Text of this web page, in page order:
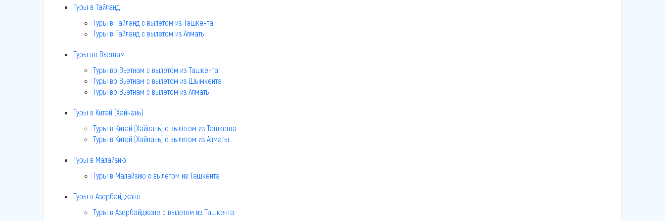
Туры в Тайланд
Туры в Тайланд c вылетом из Ташкента
Туры в Тайланд c вылетом из Алматы
Туры во Вьетнам
Туры во Вьетнам c вылетом из Ташкента
Туры во Вьетнам c вылетом из Шымкента
Туры во Вьетнам c вылетом из Алматы
Туры в Китай (Хайнань)
Туры в Китай (Хайнань) c вылетом из Ташкента
Туры в Китай (Хайнань) c вылетом из Алматы
Туры в Малайзию
Туры в Малайзию c вылетом из Ташкента
Туры в Азербайджане
Туры в Азербайджане c вылетом из Ташкента